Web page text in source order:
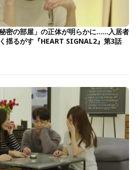
密の部屋」の正体が明らかに……入居者
揺るがす『HEART SIGNAL2』第3話